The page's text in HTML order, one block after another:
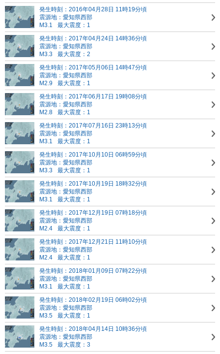
発生時刻：2016年04月28日 11時19分頃
震源地：愛知県西部
M3.1
最大震度：1
発生時刻：2017年04月24日 14時36分頃
震源地：愛知県西部
M3.3
最大震度：2
発生時刻：2017年05月06日 14時47分頃
震源地：愛知県西部
M2.9
最大震度：1
発生時刻：2017年06月17日 19時08分頃
震源地：愛知県西部
M2.8
最大震度：1
発生時刻：2017年07月16日 23時13分頃
震源地：愛知県西部
M3.1
最大震度：1
発生時刻：2017年10月10日 06時59分頃
震源地：愛知県西部
M3.3
最大震度：1
発生時刻：2017年10月19日 18時32分頃
震源地：愛知県西部
M3.1
最大震度：1
発生時刻：2017年12月19日 07時18分頃
震源地：愛知県西部
M2.4
最大震度：1
発生時刻：2017年12月21日 11時10分頃
震源地：愛知県西部
M2.4
最大震度：1
発生時刻：2018年01月09日 07時22分頃
震源地：愛知県西部
M3.1
最大震度：1
発生時刻：2018年02月19日 06時02分頃
震源地：愛知県西部
M3.5
最大震度：1
発生時刻：2018年04月14日 10時36分頃
震源地：愛知県西部
M3.5
最大震度：3